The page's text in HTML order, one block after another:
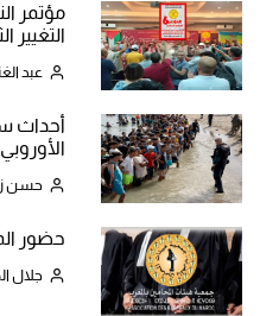
مؤتمر
التغيير
عبد
أحداث
حسن
حضور
جلال